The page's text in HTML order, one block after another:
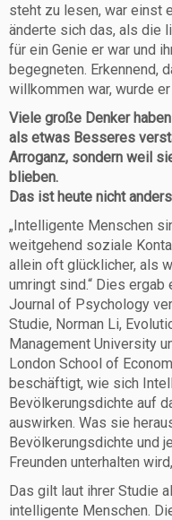
steht zu lesen, war einst
änderte sich das, als die
für ein Genie er war und
begegneten. Erkennend,
willkommen war, wurde
Viele große Denker
als etwas Besseres
Arroganz, sondern weil
blieben.
Das ist heute nicht
„Intelligente Menschen
weitgehend soziale
allein oft glücklicher, als
umringt sind.“ Dies
Journal of Psychology
Studie, Norman Li,
Management University
London School of
beschäftigt, wie sich
Bevölkerungsdichte auf
auswirken. Was sie
Bevölkerungsdichte und
Freunden unterhalten
Das gilt laut ihrer Studie
intelligente Menschen.